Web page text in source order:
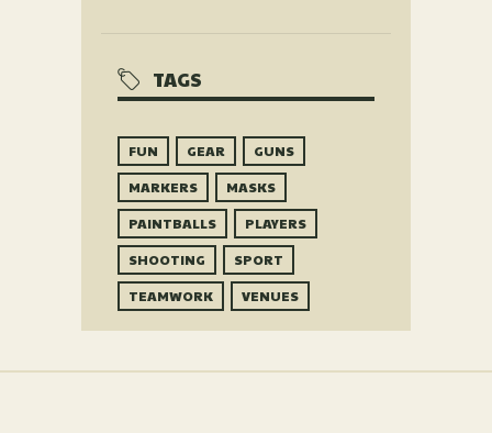
TAGS
FUN GEAR GUNS
MARKERS MASKS
PAINTBALLS PLAYERS
SHOOTING SPORT
TEAMWORK VENUES